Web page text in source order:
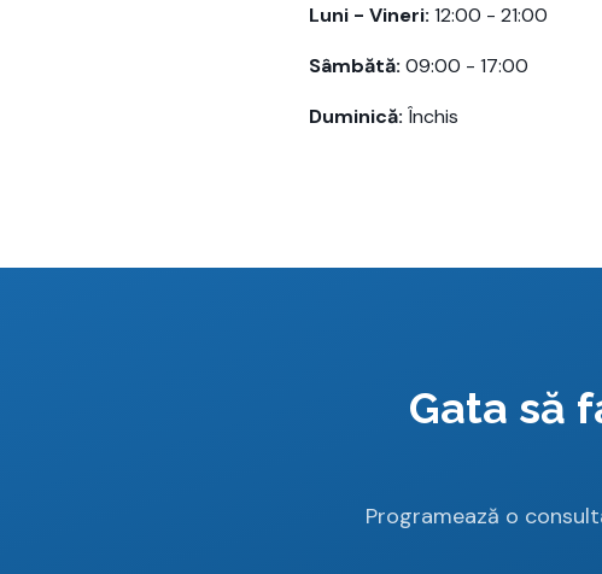
Luni - Vineri: 12:00 - 21:00
Sâmbătă: 09:00 - 17:00
Duminică: Închis
Gata să
Programează o